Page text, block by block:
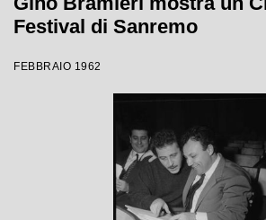
Festival di Sanremo
FEBBRAIO 1962